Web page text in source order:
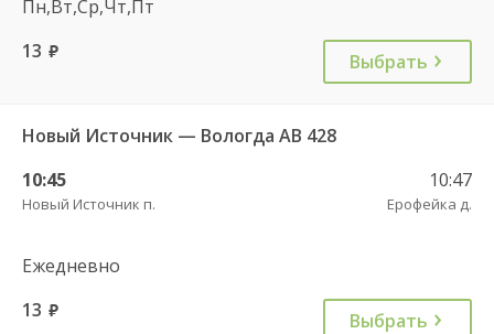
Пн,Вт,Ср,Чт,Пт
13 руб. Выбрать
Новый Источник — Вологда АВ 428
10:45
Новый Источник п.
10:47
Ерофейка д.
Ежедневно
13 руб. Выбрать